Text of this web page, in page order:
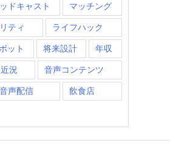
ドキャスト マッチング
ティ ライフハック
ット 将来設計 年収
近況 音声コンテンツ
音声配信 飲食店